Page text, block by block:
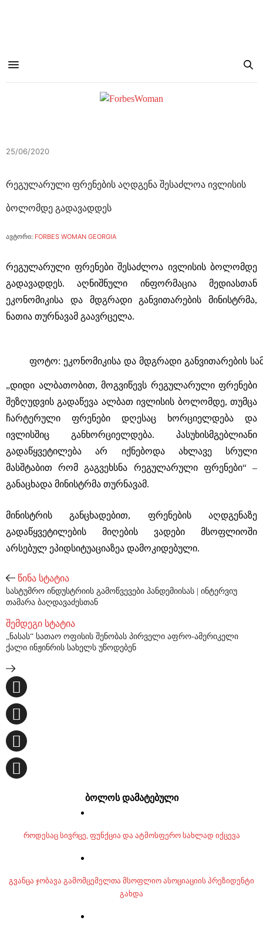
25/06/2020
რეგულარული ფრენების აღდგენა შესაძლოა ივლისის
ბოლომდე გადავადდეს
ავტორი: FORBES WOMAN GEORGIA
რეგულარული ფრენები შესაძლოა ივლისის ბოლომდე
გადავადდეს. აღნიშნული ინფორმაცია მედიასთან
ეკონომიკისა და მდგრადი განვითარების მინისტრმა,
ნათია თურნავამ გაავრცელა.
ფოტო: ეკონომიკისა და მდგრადი განვითარების
„დიდი ალბათობით, მოგვიწევს რეგულარული ფრენები
შეზღუდვის გადაწევა ალბათ ივლისის ბოლომდე, თუმცა
ჩარტერული ფრენები დღესაც ხორციელდება და
ივლისშიც განხორციელდება. პასუხისმგებლიანი
გადაწყვეტილება არ იქნებოდა ახლავე სრული
მასშტაბით რომ გაგვეხსნა რეგულარული ფრენები“ –
განაცხადა მინისტრმა თურნავამ.
მინისტრის განცხადებით, ფრენების აღდგენაზე
გადაწყვეტილების მიღების ვადები მსოფლიოში
არსებულ ეპიდსიტუაციაზეა დამოკიდებული.
წინა სტატია
სასტუმრო ინდუსტრიის გამოწვევები პანდემიისას | ინტერვიუ
თამარა ბაღდავაძესთან
შემდეგი სტატია
„ნასას“ სათაო ოფისის შენობას პირველი აფრო-ამერიკელი
ქალი ინჟინრის სახელს უწოდებენ
ბოლოს დამატებული
როდესაც სივრცე, ფუნქცია და ატმოსფერო სახლად იქცევა
გვანცა ჯობავა გამომცემელთა მსოფლიო ასოციაციის პრეზიდენტი
გახდა